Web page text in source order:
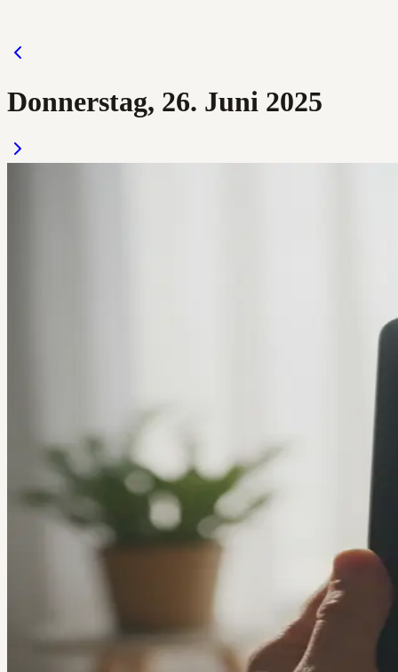
Donnerstag, 26. Juni 2025